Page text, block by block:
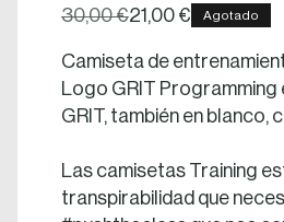
30,00 €21,00 € Agotado
Camiseta de
Logo GRIT
GRIT, también en
Las camisetas Training
transpirabilidad que